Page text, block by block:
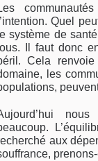
Quel
système de
Il faut donc
Cela
les
aux